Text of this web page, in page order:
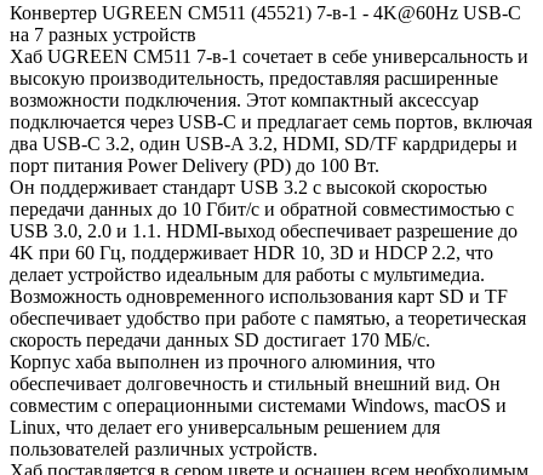
Конвертер UGREEN CM511 (45521) 7-в-1 - 4K@60Hz USB-C
на 7 разных устройств
Хаб UGREEN CM511 7-в-1 сочетает в себе универсальность и
высокую производительность, предоставляя расширенные
возможности подключения. Этот компактный аксессуар
подключается через USB-C и предлагает семь портов, включая
два USB-C 3.2, один USB-A 3.2, HDMI, SD/TF кардридеры и
порт питания Power Delivery (PD) до 100 Вт.
Он поддерживает стандарт USB 3.2 с высокой скоростью
передачи данных до 10 Гбит/с и обратной совместимостью с
USB 3.0, 2.0 и 1.1. HDMI-выход обеспечивает разрешение до
4K при 60 Гц, поддерживает HDR 10, 3D и HDCP 2.2, что
делает устройство идеальным для работы с мультимедиа.
Возможность одновременного использования карт SD и TF
обеспечивает удобство при работе с памятью, а теоретическая
скорость передачи данных SD достигает 170 МБ/с.
Корпус хаба выполнен из прочного алюминия, что
обеспечивает долговечность и стильный внешний вид. Он
совместим с операционными системами Windows, macOS и
Linux, что делает его универсальным решением для
пользователей различных устройств.
Хаб поставляется в сером цвете и оснащен всем необходимым